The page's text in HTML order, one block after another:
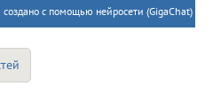
с помощью нейросети (GigaChat)